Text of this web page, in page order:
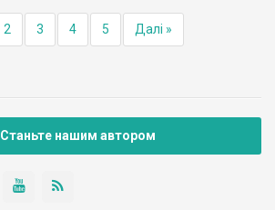
2 3 4 5 Далі »
Станьте нашим автором